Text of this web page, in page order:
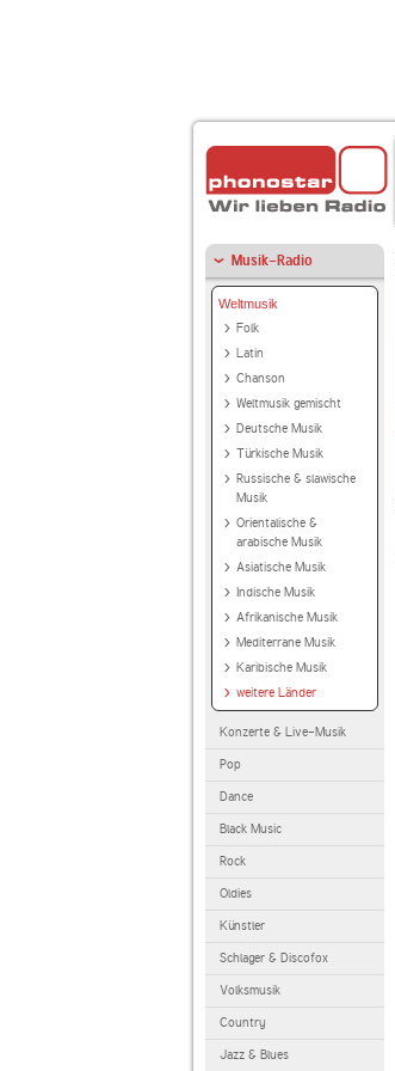
Musik-Radio
Weltmusik
Folk
Latin
Chanson
Weltmusik gemischt
Deutsche Musik
Türkische Musik
Russische & slawische
Musik
Orientalische &
arabische Musik
Asiatische Musik
Indische Musik
Afrikanische Musik
Mediterrane Musik
Karibische Musik
weitere Länder
Konzerte & Live-Musik
Pop
Dance
Black Music
Rock
Oldies
Künstler
Schlager & Discofox
Volksmusik
Country
Jazz & Blues